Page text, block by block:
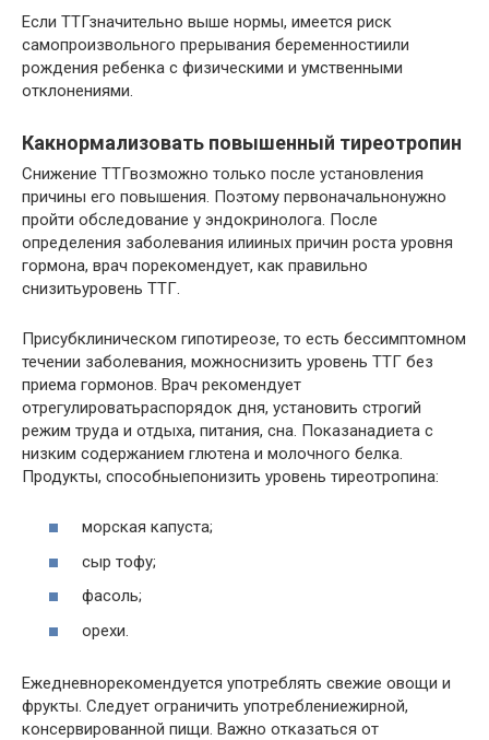
Если ТТГзначительно выше нормы, имеется риск
самопроизвольного прерывания беременностиили
рождения ребенка с физическими и умственными
отклонениями.
Какнормализовать повышенный тиреотропин
Снижение ТТГвозможно только после установления
причины его повышения. Поэтому первоначальнонужно
пройти обследование у эндокринолога. После
определения заболевания илииных причин роста уровня
гормона, врач порекомендует, как правильно
снизитьуровень ТТГ.
Присубклиническом гипотиреозе, то есть бессимптомном
течении заболевания, можноснизить уровень ТТГ без
приема гормонов. Врач рекомендует
отрегулироватьраспорядок дня, установить строгий
режим труда и отдыха, питания, сна. Показанадиета с
низким содержанием глютена и молочного белка.
Продукты, способныепонизить уровень тиреотропина:
морская капуста;
сыр тофу;
фасоль;
орехи.
Ежедневнорекомендуется употреблять свежие овощи и
фрукты. Следует ограничить употреблениежирной,
консервированной пищи. Важно отказаться от